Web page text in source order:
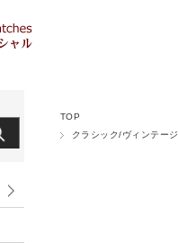
TOP
クラシック/ヴィンテージ